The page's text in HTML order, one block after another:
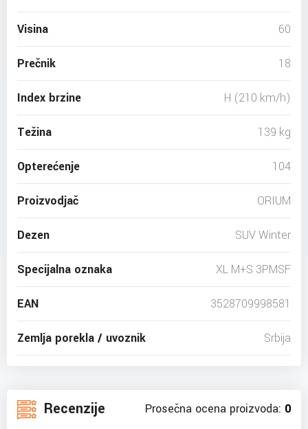
Visina 60
Prečnik 18
Index brzine H (210 km/h)
Težina 139 kg
Opterećenje 104
Proizvodjač ORIUM
Dezen SUV Winter
Specijalna oznaka XL M+S 3PMSF
EAN 3528709998581
Zemlja porekla / uvoznik Srbija
Recenzije Prosečna ocena proizvoda: 0